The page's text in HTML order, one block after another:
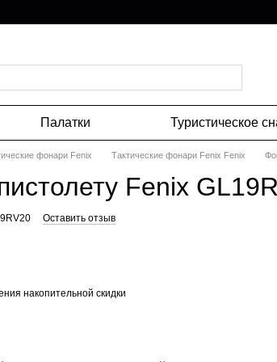
Палатки Туристическое
фонари Fenix Тактические фонари Fenix Fenix
Fenix
Оставить отзыв
накопительной скидки